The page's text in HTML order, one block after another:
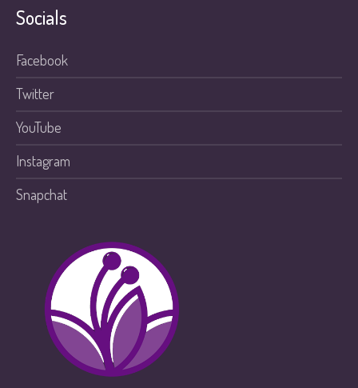
Socials
Facebook
Twitter
YouTube
Instagram
Snapchat